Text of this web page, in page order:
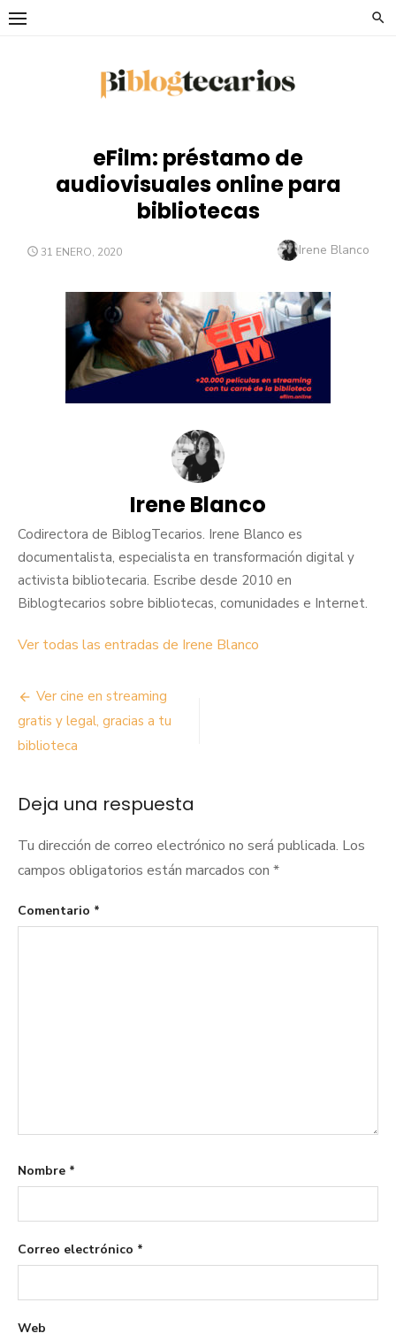
Saltar
eFilm: préstamo de
audiovisuales online para
bibliotecas
PUBLICADO
31 ENERO, 2020 Autor
Irene Blanco
Irene Blanco
Codirectora de BiblogTecarios. Irene Blanco es
documentalista, especialista en transformación digital y
activista bibliotecaria. Escribe desde 2010 en
Biblogtecarios sobre bibliotecas, comunidades e Internet.
Ver todas las entradas de Irene Blanco
Navegación
de
entradas
Ver cine en streaming
gratis y legal, gracias a tu
biblioteca
Deja una respuesta
Tu dirección de correo electrónico no será publicada. Los
campos obligatorios están marcados con *
Comentario *
Nombre *
Correo electrónico *
Web